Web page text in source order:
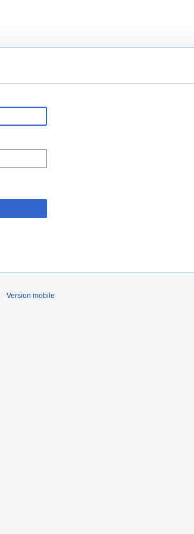
Version mobile